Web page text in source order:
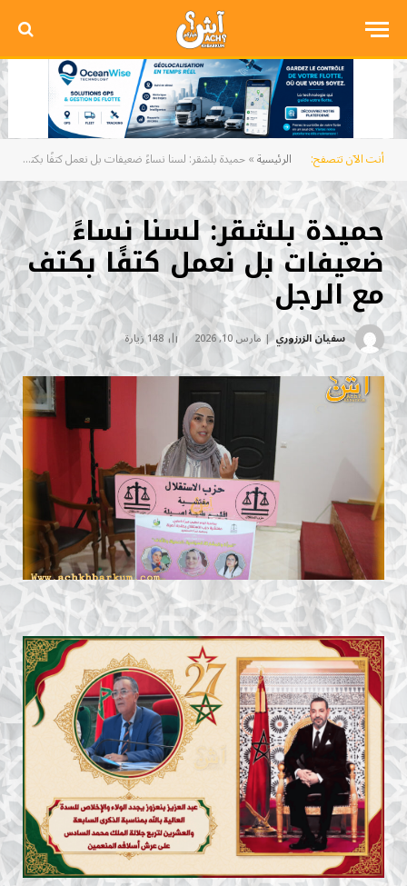
أنت الآن تتصفح: الرئيسية»حميدة بلشقر: لسنا نساءً ضعيفات بل نعمل كتفًا بكتف مع الرجل
حميدة بلشقر: لسنا نساءً
ضعيفات بل نعمل كتفًا بكتف
مع الرجل
سفيان الزرزوري مارس 10, 2026 148زيارة